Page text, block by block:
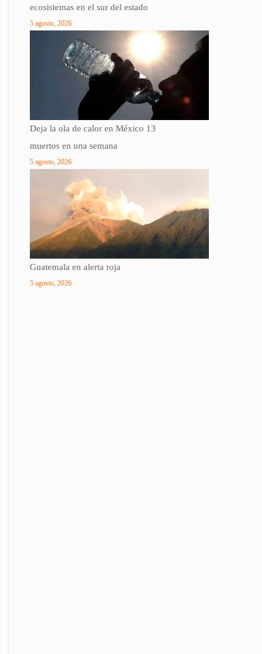
ecosistemas en el sur del estado
5 agosto, 2026
Deja la ola de calor en México 13
muertos en una semana
5 agosto, 2026
Guatemala en alerta roja
5 agosto, 2026